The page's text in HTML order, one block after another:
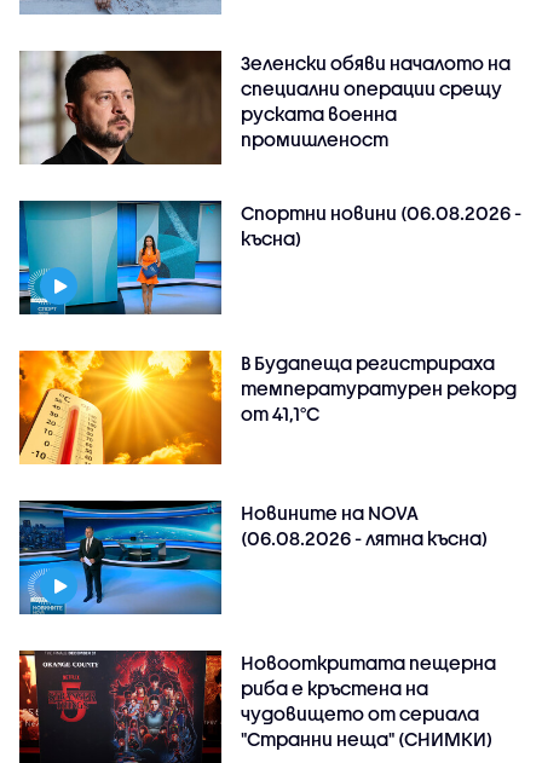
Зеленски обяви началото на
специални операции срещу
руската военна
промишленост
Спортни новини (06.08.2026 -
късна)
В Будапеща регистрираха
температуратурен рекорд
от 41,1°C
Новините на NOVA
(06.08.2026 - лятна късна)
Новооткритата пещерна
риба е кръстена на
чудовището от сериала
"Странни неща" (СНИМКИ)